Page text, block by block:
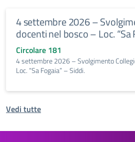
4 settembre 2026 –
docenti nel bosco – Loc. “Sa
Circolare 181
4 settembre 2026 – Svolgimento
Loc. “Sa Fogaia” – Siddi.
Vedi tutte